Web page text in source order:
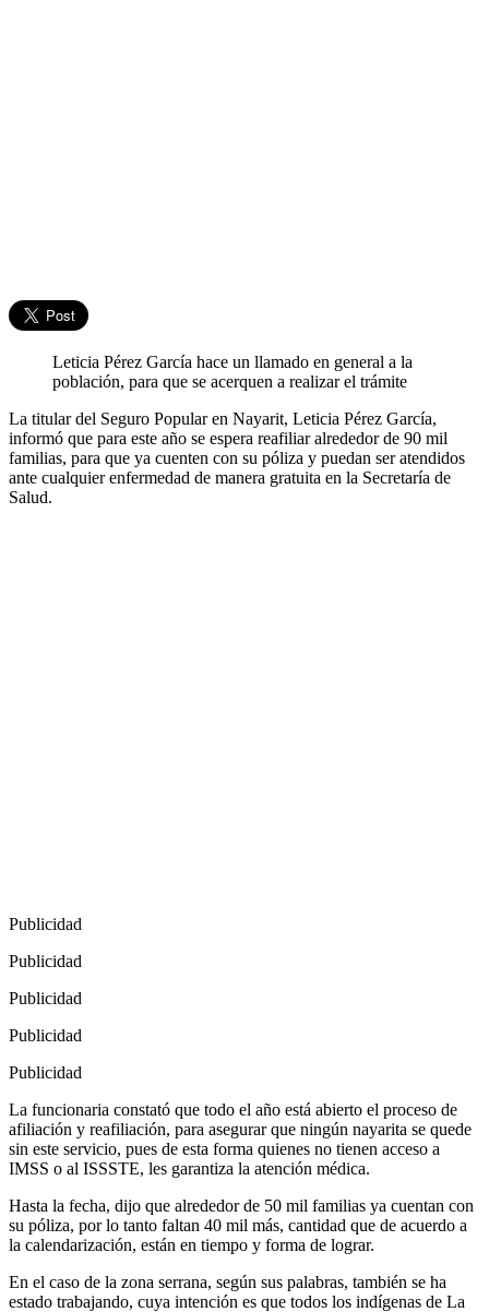
Leticia Pérez García hace un llamado en general a la
población, para que se acerquen a realizar el trámite
La titular del Seguro Popular en Nayarit, Leticia Pérez García,
informó que para este año se espera reafiliar alrededor de 90 mil
familias, para que ya cuenten con su póliza y puedan ser atendidos
ante cualquier enfermedad de manera gratuita en la Secretaría de
Salud.
Publicidad
Publicidad
Publicidad
Publicidad
Publicidad
La funcionaria constató que todo el año está abierto el proceso de
afiliación y reafiliación, para asegurar que ningún nayarita se quede
sin este servicio, pues de esta forma quienes no tienen acceso a
IMSS o al ISSSTE, les garantiza la atención médica.
Hasta la fecha, dijo que alrededor de 50 mil familias ya cuentan con
su póliza, por lo tanto faltan 40 mil más, cantidad que de acuerdo a
la calendarización, están en tiempo y forma de lograr.
En el caso de la zona serrana, según sus palabras, también se ha
estado trabajando, cuya intención es que todos los indígenas de La